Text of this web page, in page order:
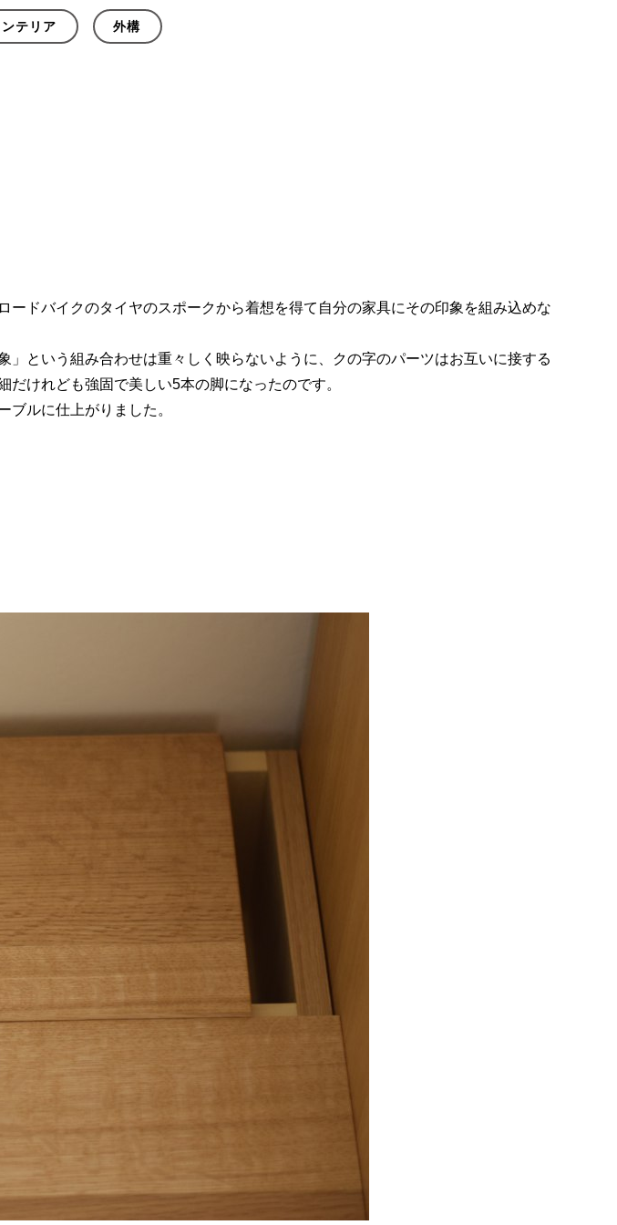
ンテリア 外構
ドバイクのタイヤのスポークから着想を得て自分の家具にその印象を組み込めな
という組み合わせは重々しく映らないように、クの字のパーツはお互いに接する
けれども強固で美しい5本の脚になったのです。
ルに仕上がりました。